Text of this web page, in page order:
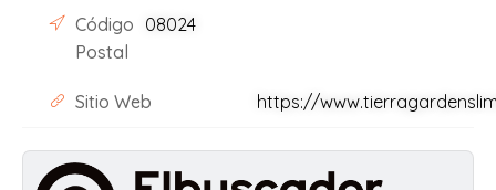
Código
Postal
08024
Sitio Web https://